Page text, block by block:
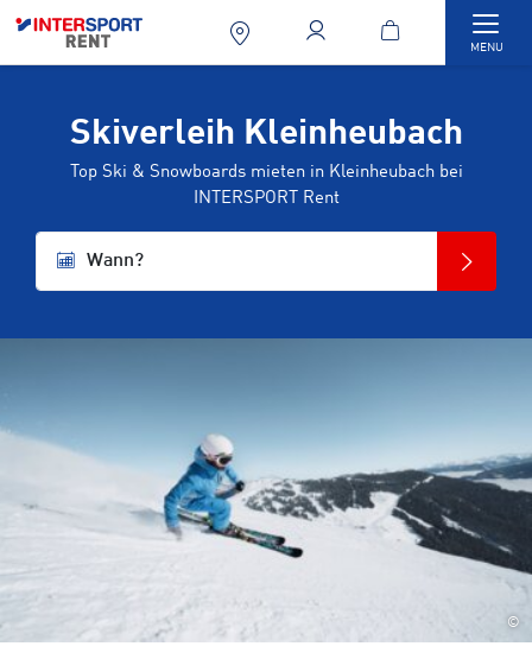
MENU
Skiverleih Kleinheubach
Top Ski & Snowboards mieten in Kleinheubach bei
INTERSPORT Rent
Wann?
©